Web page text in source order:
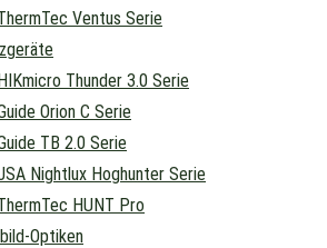
Ventus Serie
Thunder 3.0 Serie
Orion C Serie
TB 2.0 Serie
Nightlux Hoghunter Serie
HUNT Pro
Optiken